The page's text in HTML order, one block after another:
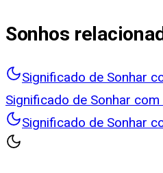
Sonhos
Significado de Sonhar
Significado de Sonhar
Significado de Sonhar